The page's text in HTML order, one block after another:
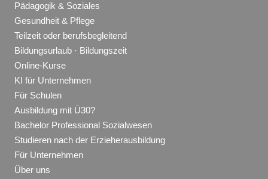
Pädagogik & Soziales
Gesundheit & Pflege
Teilzeit oder berufsbegleitend
Bildungsurlaub · Bildungszeit
Online-Kurse
KI für Unternehmen
Für Schulen
Ausbildung mit Ü30?
Bachelor Professional Sozialwesen
Studieren nach der Erzieherausbildung
Für Unternehmen
Über uns